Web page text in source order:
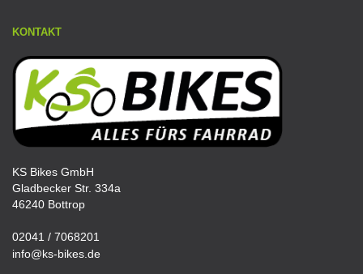
KONTAKT
KS Bikes GmbH
Gladbecker Str. 334a
46240 Bottrop
02041 / 7068201
info@ks-bikes.de